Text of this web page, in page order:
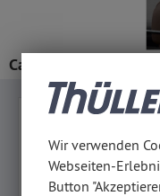
AUTOS
Günstige
Wir verwenden
Webseiten-
Button